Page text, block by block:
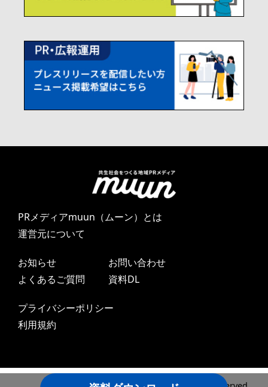
PRメディアmuun（ムーン）とは
運営元について
お知らせ
よくあるご質問
お問い合わせ
資料DL
プライバシーポリシー
利用規約